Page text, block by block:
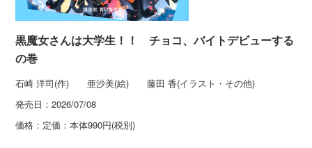
黒魔女さんは大学生！！ チョコ、バイトデビューする
の巻
石崎 洋司(作) 亜沙美(絵) 藤田 香(イラスト・その他)
発売日：2026/07/08
価格： 定価：本体990円(税別)